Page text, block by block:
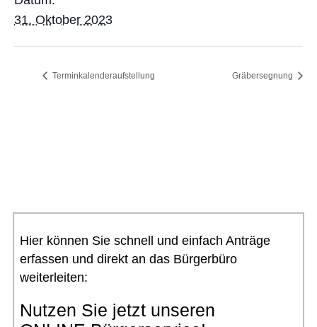
31. Oktober 2023
Terminkalenderaufstellung Gräbersegnung
Hier können Sie schnell und einfach Anträge
erfassen und direkt an das Bürgerbüro
weiterleiten:
Nutzen Sie jetzt unseren